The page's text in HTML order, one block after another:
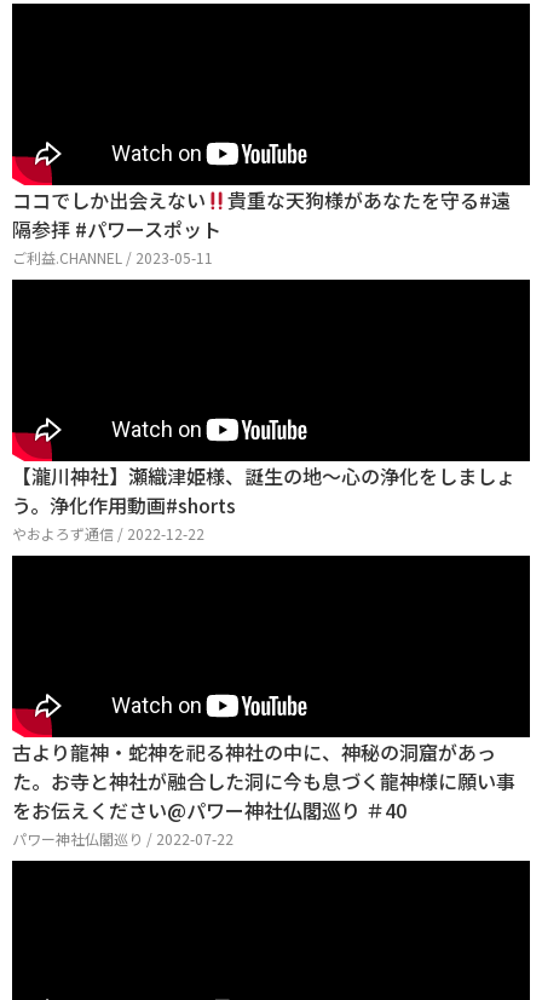
ココでしか出会えない
貴重な天狗様があなたを守る#遠
隔参拝 #パワースポット
ご利益.CHANNEL / 2023-05-11
【瀧川神社】瀬織津姫様、誕生の地〜心の浄化をしましょ
う。浄化作用動画#shorts
やおよろず通信 / 2022-12-22
古より龍神・蛇神を祀る神社の中に、神秘の洞窟があっ
た。お寺と神社が融合した洞に今も息づく龍神様に願い事
をお伝えください@パワー神社仏閣巡り ＃40
パワー神社仏閣巡り / 2022-07-22